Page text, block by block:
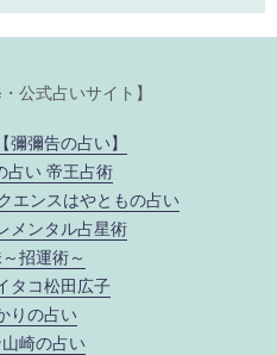
公式占いサイト】
彌告の占い】
占い 帝王占術
エンスはやともの占い
メンタル占星術
招運術～
タコ松田広子
りの占い
崎の占い